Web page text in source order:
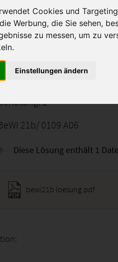
Cookies und
Werbung, die Sie sehen,
zu messen, um zu
Einstellungen ändern
Grundlagen der
Lösung soll zur
Deine positive
1
21b/ 0109 A06
Diese Lösung enthält 1
bewi21b loesung.pdf